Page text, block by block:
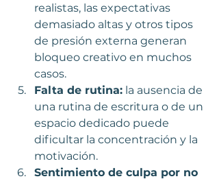
realistas, las expectativas
demasiado altas y otros tipos
de presión externa generan
bloqueo creativo en muchos
casos.
Falta de rutina: la ausencia de
una rutina de escritura o de un
espacio dedicado puede
dificultar la concentración y la
motivación.
Sentimiento de culpa por no